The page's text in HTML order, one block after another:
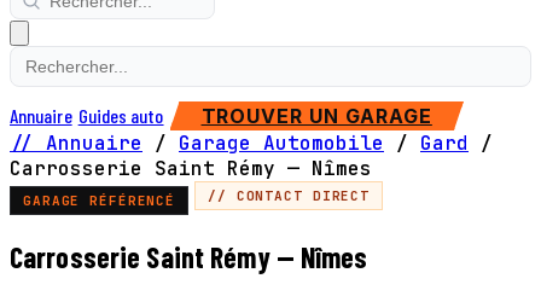
Annuaire Guides auto TROUVER UN GARAGE
// Annuaire / Garage Automobile / Gard
/
Carrosserie Saint Rémy — Nîmes
GARAGE RÉFÉRENCÉ // CONTACT DIRECT
Carrosserie Saint Rémy — Nîmes